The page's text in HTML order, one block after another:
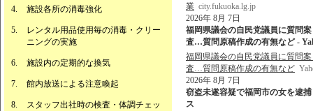
施設各所の消毒強化
レンタル用品使用毎の消毒・クリー
ニングの実施
施設内の定期的な換気
館内放送による注意喚起
スタッフ出社時の検査・体調チェッ
業 city.fukuoka.lg.jp
2026年 8月 7日
福岡県議会の自民党議員に質問
査…質問原稿作成の有無など -
福岡県議会の自民党議員に質問
査…質問原稿作成の有無など
2026年 8月 7日
窃盗未遂容疑で福岡市の女を逮
ス